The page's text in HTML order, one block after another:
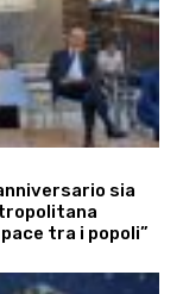
sia
tra i popoli”